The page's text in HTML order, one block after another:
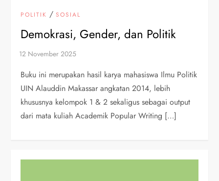
POLITIK /SOSIAL
Demokrasi, Gender, dan Politik
Buku ini merupakan hasil karya mahasiswa Ilmu Politik
UIN Alauddin Makassar angkatan 2014, lebih
khususnya kelompok 1 & 2 sekaligus sebagai output
dari mata kuliah Academik Popular Writing […]